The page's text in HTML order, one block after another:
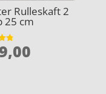
Rulleskaft 2
25 cm